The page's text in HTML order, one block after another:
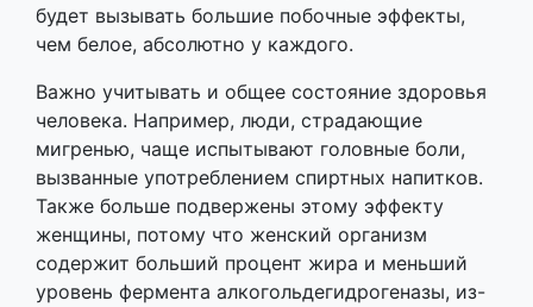
будет вызывать большие побочные эффекты,
чем белое, абсолютно у каждого.
Важно учитывать и общее состояние здоровья
человека. Например, люди, страдающие
мигренью, чаще испытывают головные боли,
вызванные употреблением спиртных напитков.
Также больше подвержены этому эффекту
женщины, потому что женский организм
содержит больший процент жира и меньший
уровень фермента алкогольдегидрогеназы, из-